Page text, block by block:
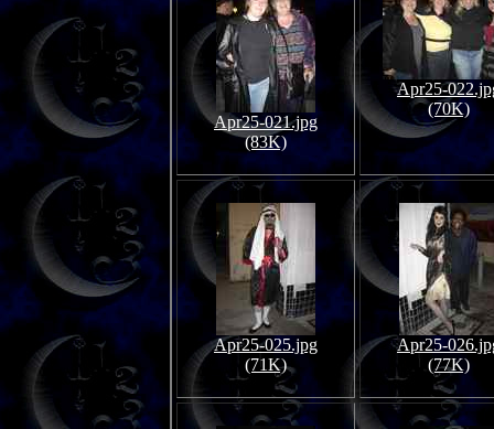
Apr25-021.jpg
(83K)
Apr25-
(70K)
Apr25-025.jpg
(71K)
Apr25-
(77K)